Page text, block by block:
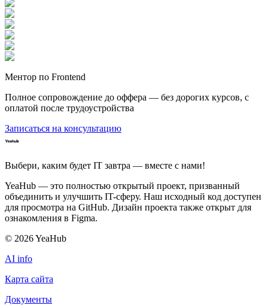
Ментор по Frontend
Полное сопровождение до оффера — без дорогих курсов, с
оплатой после трудоустройства
Записаться на консультацию
Выбери, каким будет IT завтра — вместе c нами!
YeaHub — это полностью открытый проект, призванный
объединить и улучшить IT-сферу. Наш исходный код доступен
для просмотра на GitHub. Дизайн проекта также открыт для
ознакомления в Figma.
© 2026YeaHub
AI info
Карта сайта
Документы